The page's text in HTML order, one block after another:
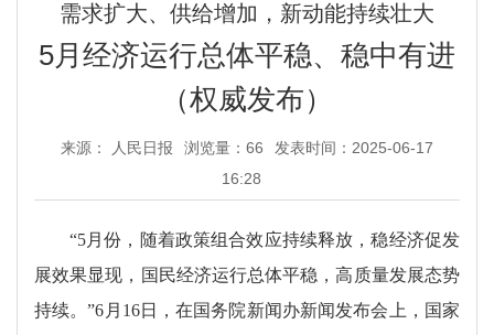
需求扩大、供给增加，新动能持续壮大
5月经济运行总体平稳、稳中有进
（权威发布）
来源： 人民日报 浏览量： 66
发表时间：2025-06-17
16:28
“5月份，随着政策组合效应持续释放，稳经济促发
展效果显现，国民经济运行总体平稳，高质量发展态势
持续。”6月16日，在国务院新闻办新闻发布会上，国家